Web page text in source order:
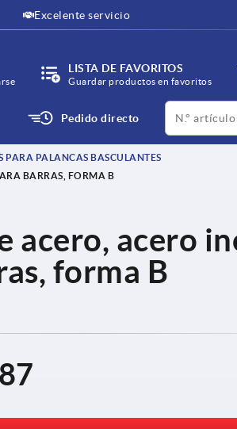
Excelente servicio
LISTA DE FAVORITOS
Guardar productos en favoritos
Pedido directo
productCode
PARA PALANCAS BASCULANTES
BARRAS, FORMA B
acero, acero
forma B